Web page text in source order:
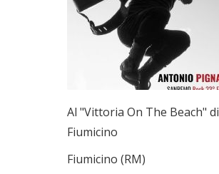
Al "Vittoria On The Beach" di
Fiumicino
Fiumicino (RM)